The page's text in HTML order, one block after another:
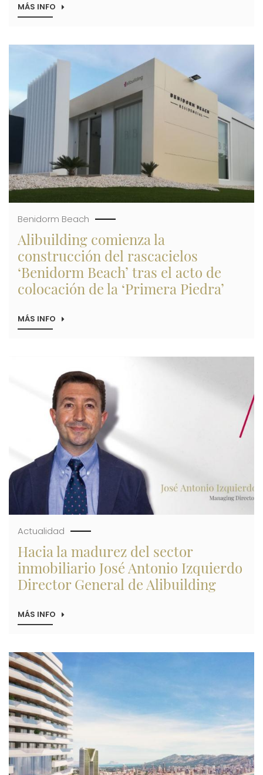
MÁS INFO SOBRE
OBRAS
SUS
EFECTOS
NEGATIVOS
LAS
RESERVAS
VENTAS
Benidorm Beach
Alibuilding comienza la
construcción del rascacielos
‘Benidorm Beach’ tras el acto de
colocación de la ‘Primera Piedra’
MÁS INFO SOBRE
RASCACIELOS
‘BENIDORM
BEACH’
TRAS
EL
ACTO
DE
COLOCACIÓN
DE
LA
‘PRIMERA
PIEDRA’
Actualidad
Hacia la madurez del sector
inmobiliario José Antonio Izquierdo
Director General de Alibuilding
MÁS INFO SOBRE
DEL
SECTOR
INMOBILIARIO
JOSÉ
ANTONIO
IZQUIERDO
DIRECTOR
GENERAL
DE
ALIBUILDING
Imagen